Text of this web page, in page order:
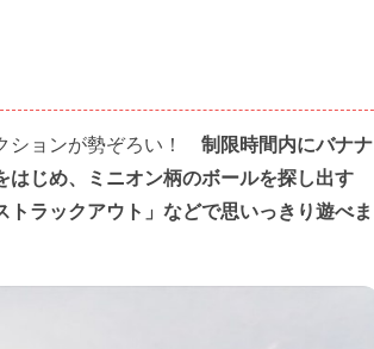
ションが勢ぞろい！ 制限時間内にバナナ
じめ、ミニオン柄のボールを探し出す
トラックアウト」などで思いっきり遊べま